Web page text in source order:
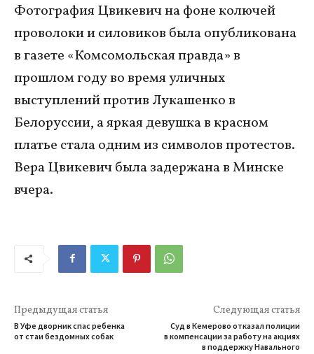
Фотография Цвикевич на фоне колючей
проволоки и силовиков была опубликована
в газете «Комсомольская правда» в
прошлом году во время уличных
выступлений против Лукашенко в
Белоруссии, а яркая девушка в красном
платье стала одним из символов протестов.
Вера Цвикевич была задержана в Минске
вчера.
Предыдущая статья
В Уфе дворник спас ребенка
от стаи бездомных собак
Следующая статья
Суд в Кемерово отказал полиции
в компенсации за работу на акциях
в поддержку Навального